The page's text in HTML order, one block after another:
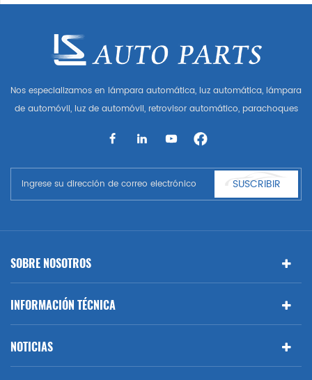
Nos especializamos en lámpara automática, luz automática, lámpara
de automóvil, luz de automóvil, retrovisor automático, parachoques
automático, parte del cuerpo automática, etc. y accesorios de
Benz, BMW
SUSCRIBIR
SOBRE NOSOTROS
INFORMACIÓN TÉCNICA
NOTICIAS